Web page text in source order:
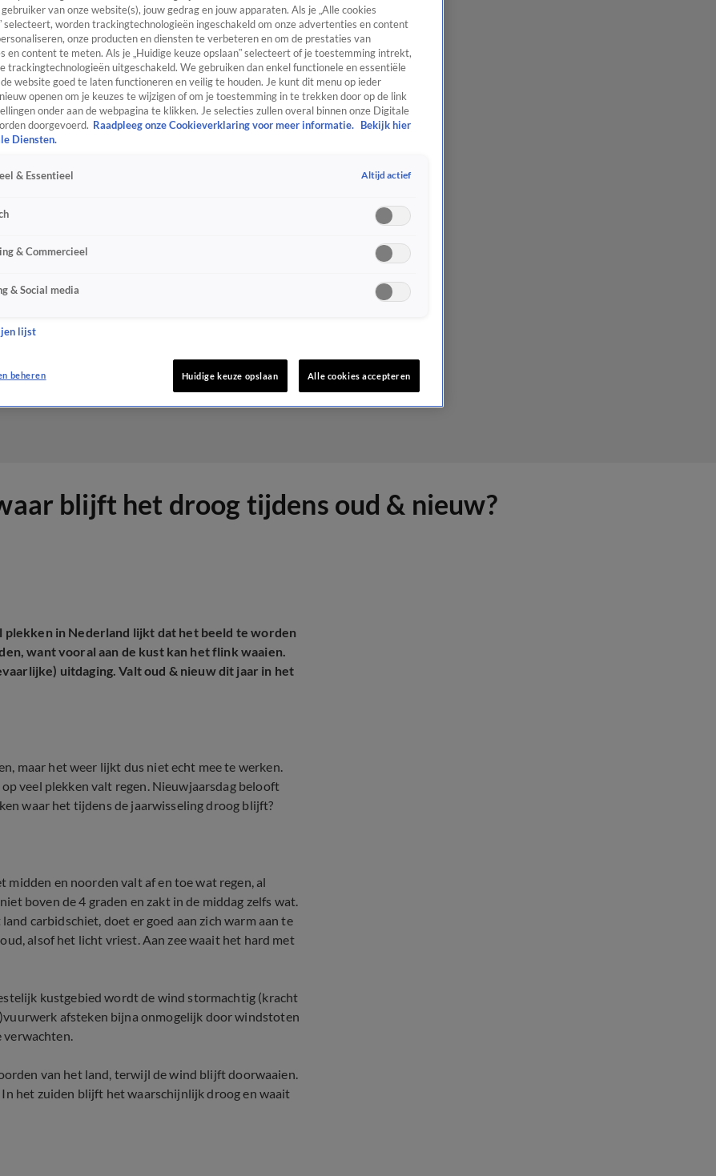
blijft het droog tijdens oud & nieuw?
plekken in Nederland lijkt dat het beeld te worden
want vooral aan de kust kan het flink waaien.
uitdaging. Valt oud & nieuw dit jaar in het
maar het weer lijkt dus niet echt mee te werken.
veel plekken valt regen. Nieuwjaarsdag belooft
waar het tijdens de jaarwisseling droog blijft?
en noorden valt af en toe wat regen, al
boven de 4 graden en zakt in de middag zelfs wat.
carbidschiet, doet er goed aan zich warm aan te
alsof het licht vriest. Aan zee waait het hard met
kustgebied wordt de wind stormachtig (kracht
afsteken bijna onmogelijk door windstoten
verwachten.
van het land, terwijl de wind blijft doorwaaien.
het zuiden blijft het waarschijnlijk droog en waait
van onze website(s), jouw gedrag en jouw apparaten. Als je „Alle cookies
selecteert, worden trackingtechnologieën ingeschakeld om onze advertenties en content
onze producten en diensten te verbeteren en om de prestaties van
en content te meten. Als je „Huidige keuze opslaan” selecteert of je toestemming intrekt,
trackingtechnologieën uitgeschakeld. We gebruiken dan enkel functionele en essentiële
website goed te laten functioneren en veilig te houden. Je kunt dit menu op ieder
openen om je keuzes te wijzigen of om je toestemming in te trekken door op de link
onder aan de webpagina te klikken. Je selecties zullen overal binnen onze Digitale
doorgevoerd. Raadpleeg onze Cookieverklaring voor meer informatie.
Bekijk hier
Diensten.
& Essentieel Altijd actief
& Commercieel
& Social media
lijst
beheren Huidige keuze opslaan Alle cookies accepteren